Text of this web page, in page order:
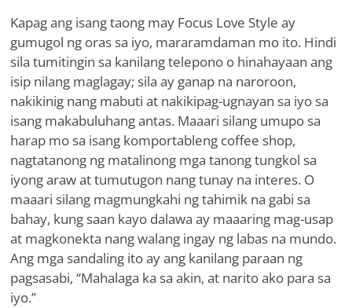
Kapag ang isang taong may Focus Love Style ay
gumugol ng oras sa iyo, mararamdaman mo ito. Hindi
sila tumitingin sa kanilang telepono o hinahayaan ang
isip nilang maglagay; sila ay ganap na naroroon,
nakikinig nang mabuti at nakikipag-ugnayan sa iyo sa
isang makabuluhang antas. Maaari silang umupo sa
harap mo sa isang komportableng coffee shop,
nagtatanong ng matalinong mga tanong tungkol sa
iyong araw at tumutugon nang tunay na interes. O
maaari silang magmungkahi ng tahimik na gabi sa
bahay, kung saan kayo dalawa ay maaaring mag-usap
at magkonekta nang walang ingay ng labas na mundo.
Ang mga sandaling ito ay ang kanilang paraan ng
pagsasabi, “Mahalaga ka sa akin, at narito ako para sa
iyo.”